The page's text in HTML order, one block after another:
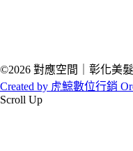
©2026 對應空間｜彰化美
Created by 虎鯨數位行銷
Scroll Up